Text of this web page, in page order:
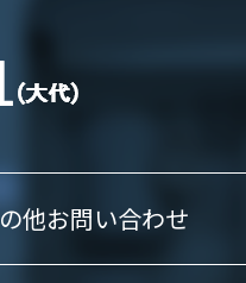
他お問い合わせ